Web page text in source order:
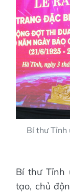
Bí thư
Bí thư Tỉnh
tạo, chủ